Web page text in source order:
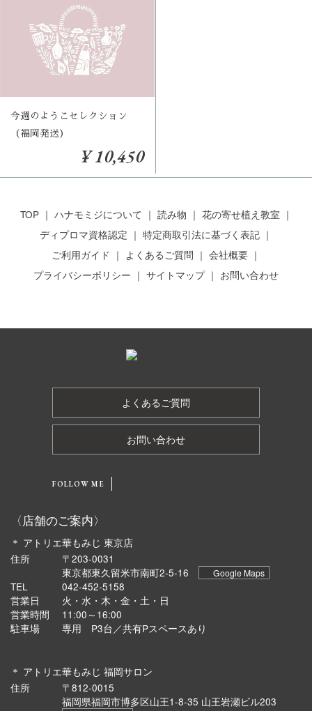
今週のようこセレクション
（福岡発送）
¥ 10,450
TOP ハナモミジについて 読み物
花の寄せ植え教室
ディプロマ資格認定
特定商取引法に基づく表記
ご利用ガイド
よくあるご質問
会社概要
プライバシーポリシー
サイトマップ お問い合わせ
よくあるご質問
お問い合わせ
FOLLOW ME
〈店舗のご案内〉
＊ アトリエ華もみじ 東京店
住所
〒203-0031
東京都東久留米市南町2-5-16
Google Maps
TEL
042-452-5158
営業日
火・水・木・金・土・日
営業時間
11:00～16:00
駐車場
専用 P3台／共有Pスペースあり
＊ アトリエ華もみじ 福岡サロン
住所
〒812-0015
福岡県福岡市博多区山王1-8-35 山王岩瀬ビル203